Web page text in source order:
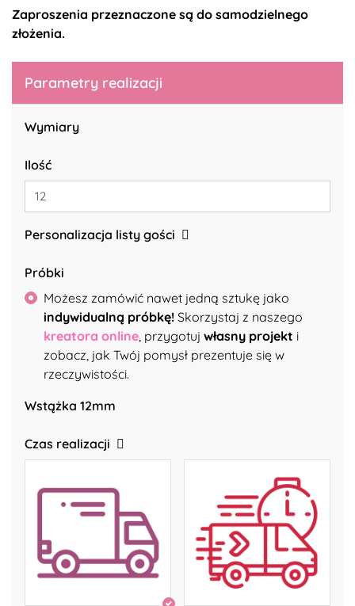
Zaproszenia przeznaczone są do samodzielnego
złożenia.
Parametry realizacji
Wymiary
Ilość
Personalizacja listy gości
Próbki
Możesz zamówić nawet jedną sztukę jako
indywidualną próbkę! Skorzystaj z naszego
kreatora online, przygotuj własny projekt i
zobacz, jak Twój pomysł prezentuje się w
rzeczywistości.
Wstążka 12mm
Czas realizacji